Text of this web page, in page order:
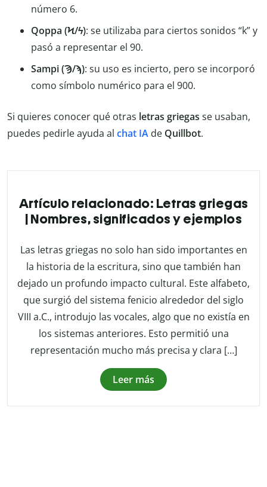
número 6.
Qoppa (Ϟ/ϟ): se utilizaba para ciertos sonidos “k” y
pasó a representar el 90.
Sampi (Ϡ/ϡ): su uso es incierto, pero se incorporó
como símbolo numérico para el 900.
Si quieres conocer qué otras letras griegas se usaban,
puedes pedirle ayuda al chat IA de Quillbot.
Artículo relacionado: Letras griegas
| Nombres, significados y ejemplos
Las letras griegas no solo han sido importantes en
la historia de la escritura, sino que también han
dejado un profundo impacto cultural. Este alfabeto,
que surgió del sistema fenicio alrededor del siglo
VIII a.C., introdujo las vocales, algo que no existía en
los sistemas anteriores. Esto permitió una
representación mucho más precisa y clara […]
Leer más